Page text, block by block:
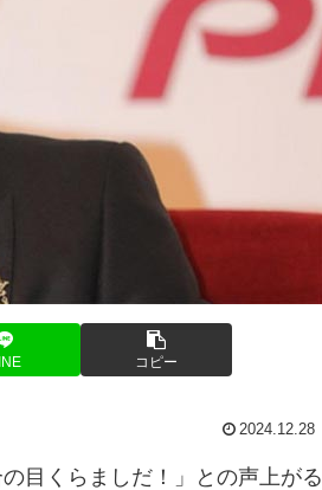
コピー
2024.12.28
目くらましだ！」との声上がる